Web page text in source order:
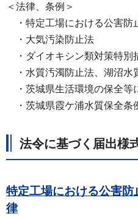
＜法律、条例＞
・特定工場における公害防
・大気汚染防止法
・ダイオキシン類対策特別
・水質汚濁防止法、湖沼水
・茨城県生活環境の保全等
・茨城県霞ケ浦水質保全条
法令に基づく届出様
特定工場における公害
律